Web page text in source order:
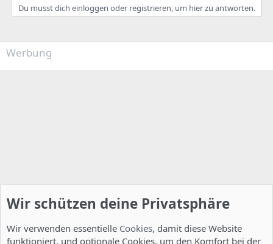
Du musst dich einloggen oder registrieren, um hier zu antworten.
Werbung
Wir schützen deine Privatsphäre
Wir verwenden essentielle Cookies, damit diese Website
funktioniert, und optionale Cookies, um den Komfort bei der